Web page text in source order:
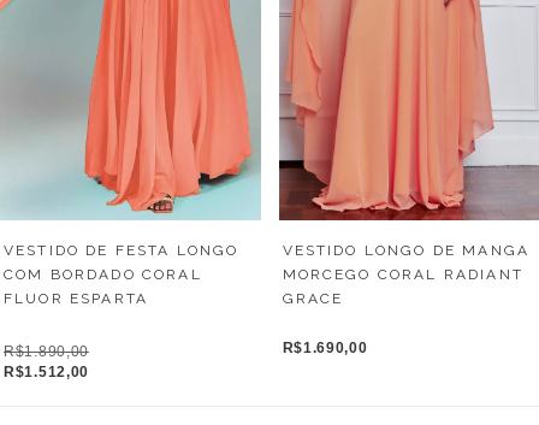
VESTIDO DE FESTA LONGO
COM BORDADO CORAL
FLUOR ESPARTA
R$1.890,00
R$1.512,00
VESTIDO LONGO DE MANGA
MORCEGO CORAL RADIANT
GRACE
R$1.690,00